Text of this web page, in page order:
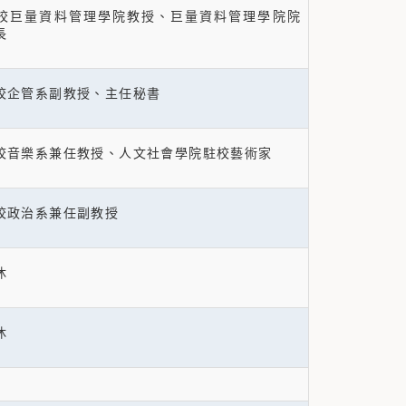
巨量資料管理學院教授、巨量資料管理學院院
長
企管系副教授、主任秘書
音樂系兼任教授、人文社會學院駐校藝術家
政治系兼任副教授
休